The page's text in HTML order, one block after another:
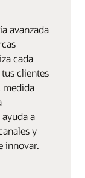
avanzada
cada
clientes
medida
a
y
innovar.